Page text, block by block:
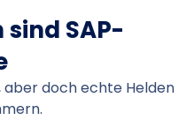
SAP-
aber doch echte Helden